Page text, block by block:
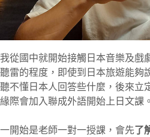
我從國中就開始接觸日本音樂及戲
聽雷的程度，即使到日本旅遊能夠
聽不懂日本人回答些什麼，後來立
緣際會加入聯成外語開始上日文課。
一開始是老師一對一授課，會先了